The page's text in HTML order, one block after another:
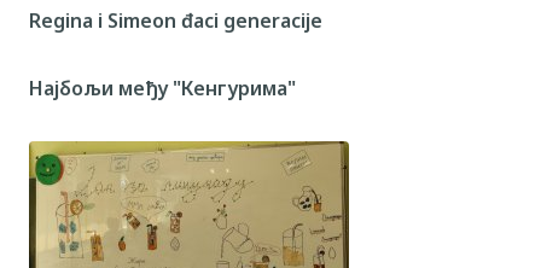
Regina i Simeon đaci generacije
Најбољи међу "Кенгурима"